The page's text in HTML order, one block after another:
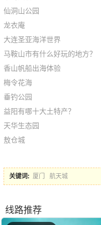
仙洞山公园
龙衣庵
大连圣亚海洋世界
马鞍山市有什么好玩的地方？
香山帆船出海体验
梅令花海
垂钓公园
益阳有哪十大土特产？
天华生态园
敖仓城
关键词: 厦门 航天城
线路推荐